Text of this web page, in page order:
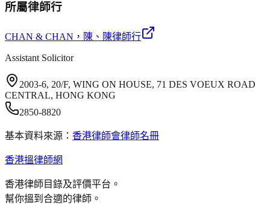
所屬律師行
CHAN & CHAN ，陳、陳律師行
Assistant Solicitor
2003-6, 20/F, WING ON HOUSE, 71 DES VOEUX ROAD
CENTRAL, HONG KONG
2850-8820
基本資料來源： 香港律師會律師名冊
香港搵律師網
香港律師目錄及評價平台。
幫你搵到合適的律師。